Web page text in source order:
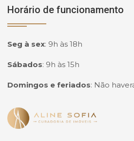
Horário de funcionamento
Seg à sex: 9h às 18h
Sábados: 9h às 15h
Domingos e feriados: Não
Página inicial